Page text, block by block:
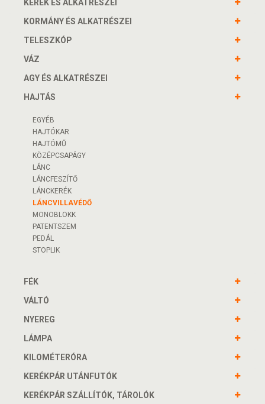
KERÉK ÉS ALKATRÉSZEI
KORMÁNY ÉS ALKATRÉSZEI
TELESZKÓP
VÁZ
AGY ÉS ALKATRÉSZEI
HAJTÁS
EGYÉB
HAJTÓKAR
HAJTÓMŰ
KÖZÉPCSAPÁGY
LÁNC
LÁNCFESZÍTŐ
LÁNCKERÉK
LÁNCVILLAVÉDŐ
MONOBLOKK
PATENTSZEM
PEDÁL
STOPLIK
FÉK
VÁLTÓ
NYEREG
LÁMPA
KILOMÉTERÓRA
KERÉKPÁR UTÁNFUTÓK
KERÉKPÁR SZÁLLÍTÓK, TÁROLÓK